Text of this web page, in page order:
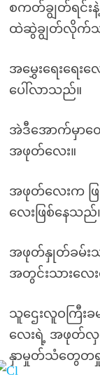
စကတ်ချွတ်ရင်း
ထဲဆွဲချွတ်လိုက်
အမွှေးရေးရေ
ပေါ်လာသည်။
အဲဒီအောက်မှာ
အဖုတ်လေး။
အဖုတ်လေးက ဖြူဖ
လေးဖြစ်နေသည်
အဖုတ်နှုတ်ခမ်း
အတွင်းသားလေ
သူဌေးလူဝကြီးခ
လေးရဲ့ အဖုတ်
နှာမှုတ်သံတွေတ